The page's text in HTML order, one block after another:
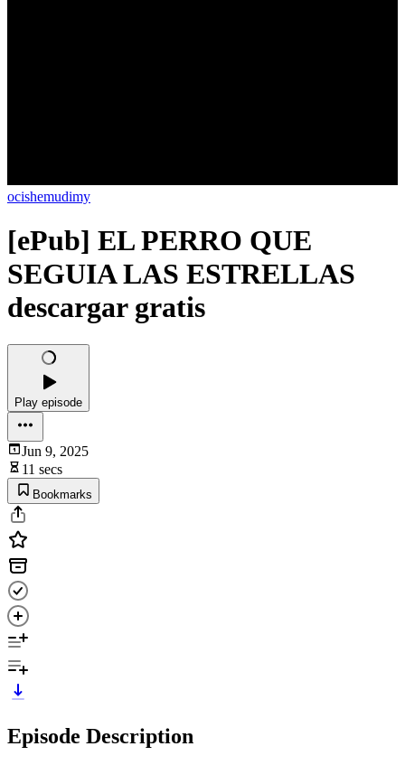
ocishemudimy
[ePub] EL PERRO QUE
SEGUIA LAS ESTRELLAS
descargar gratis
Play episode
Jun 9, 2025
11 secs
Bookmarks
Episode Description